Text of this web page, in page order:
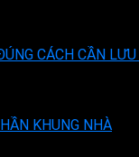
CÁCH CẦN LƯU
KHUNG NHÀ